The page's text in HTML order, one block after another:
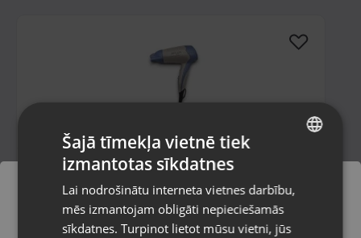
Adler AD2222
Līvāni, Rīgas iela 85
Stāvoklis Jauns (Garantija 24 mēneši)
RUSSIAN
Šajā tīmekļa vietnē tiek
izmantotas sīkdatnes
Lai nodrošinātu interneta vietnes darbību,
mēs izmantojam obligāti nepieciešamās
sīkdatnes. Turpinot lietot mūsu vietni, jūs